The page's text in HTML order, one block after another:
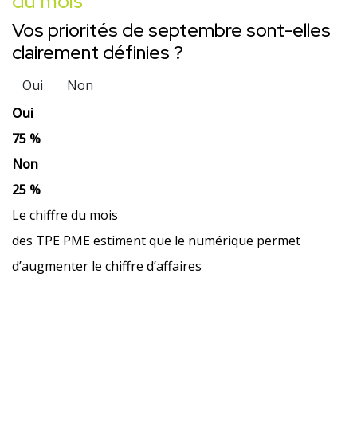
Vos priorités de septembre sont-elles
clairement définies ?
Oui
Non
Oui
75 %
Non
25 %
Le chiffre du mois
des TPE PME estiment que le numérique permet
d’augmenter le chiffre d’affaires